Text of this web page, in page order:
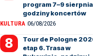
program 7–9
godziny koncertów
KULTURA 06/08/2026
Tour de Pologne
etap 6. Trasa w